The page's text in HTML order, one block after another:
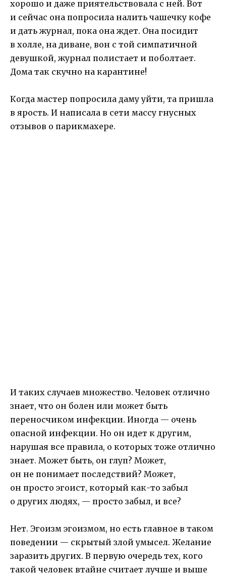
хорошо и даже приятельствовала с ней. Вот
и сейчас она попросила налить чашечку кофе
и дать журнал, пока она ждет. Она посидит
в холле, на диване, вон с той симпатичной
девушкой, журнал полистает и поболтает.
Дома так скучно на карантине!
Когда мастер попросила даму уйти, та пришла
в ярость. И написала в сети массу гнусных
отзывов о парикмахере.
И таких случаев множество. Человек отлично
знает, что он болен или может быть
переносчиком инфекции. Иногда — очень
опасной инфекции. Но он идет к другим,
нарушая все правила, о которых тоже отлично
знает. Может быть, он глуп? Может,
он не понимает последствий? Может,
он просто эгоист, который как-то забыл
о других людях, — просто забыл, и все?
Нет. Эгоизм эгоизмом, но есть главное в таком
поведении — скрытый злой умысел. Желание
заразить других. В первую очередь тех, кого
такой человек втайне считает лучше и выше